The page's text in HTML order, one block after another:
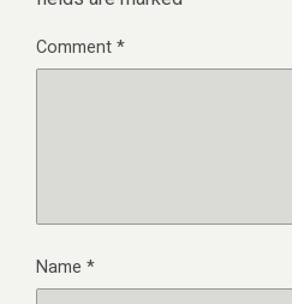
Comment*
Name *